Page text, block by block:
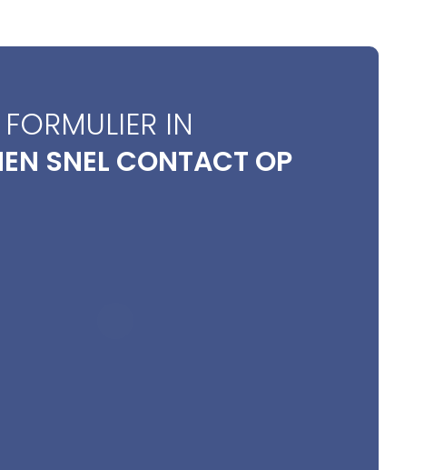
IN
SNEL CONTACT OP